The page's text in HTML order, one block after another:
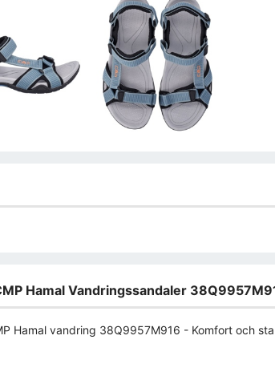
Hamal Vandringssandaler
Hamal vandring 38Q9957M916 - Komfort och